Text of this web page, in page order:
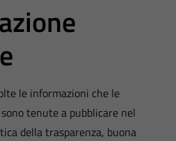
le informazioni che le
tenute a pubblicare nel
della trasparenza, buona